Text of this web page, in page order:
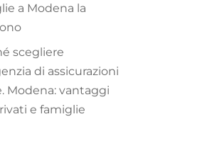
a Modena la
scegliere
di assicurazioni
Modena: vantaggi
e famiglie